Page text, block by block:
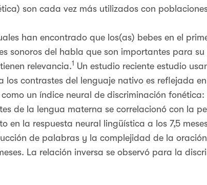
son cada vez más utilizados con
han encontrado que los(as) bebes en el
sonoros del habla que son importantes para
relevancia.1 Un estudio reciente estudio
los contrastes del lenguaje nativo es reflejada
un índice neural de discriminación fonética:
de la lengua materna se correlacionó con la
en la respuesta neural lingüística a los 7,5
de palabras y la complejidad de la
La relación inversa se observó para la